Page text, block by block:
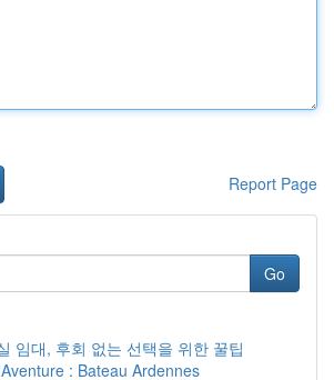
Report Page
Go
임대, 후회 없는 선택을 위한 꿀팁
: Bateau Ardennes